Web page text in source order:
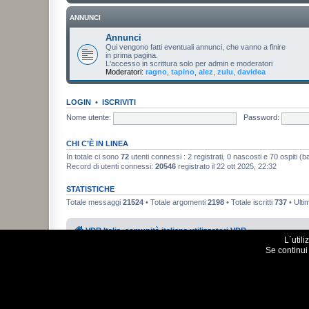
ANNUNCI
Annunci
Qui vengono fatti eventuali annunci, che vanno a finire
in prima pagina.
L'accesso in scrittura solo per admin e moderatori
Moderatori: ragno tapino alez zulu davidea
LOGIN • ISCRIVITI
Nome utente:
Password:
CHI C’È IN LINEA
In totale ci sono 72 utenti connessi : 2 registrati, 0 nascosti e 70 ospiti
Record di utenti connessi: 20546 registrato il 22 ott 2025, 22:32
STATISTICHE
Totale messaggi 21524 • Totale argomenti 2198 • Totale iscritti 737 •
VDR Italia, comunità italiana utilizzatori VDR
Se